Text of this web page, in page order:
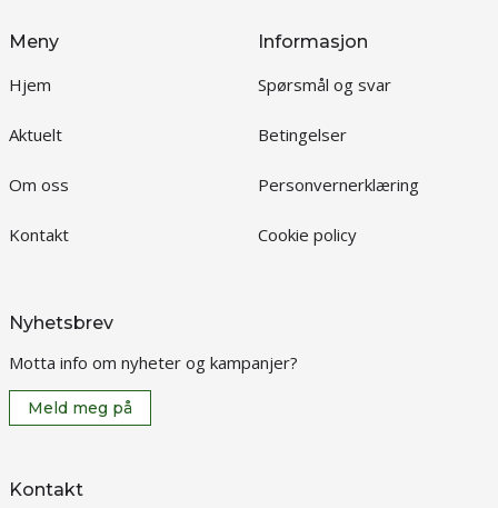
Meny
Hjem
Aktuelt
Om oss
Kontakt
Informasjon
Spørsmål og svar
Betingelser
Personvernerklæring
Cookie policy
Nyhetsbrev
Motta info om nyheter og kampanjer?
Meld meg på
Kontakt